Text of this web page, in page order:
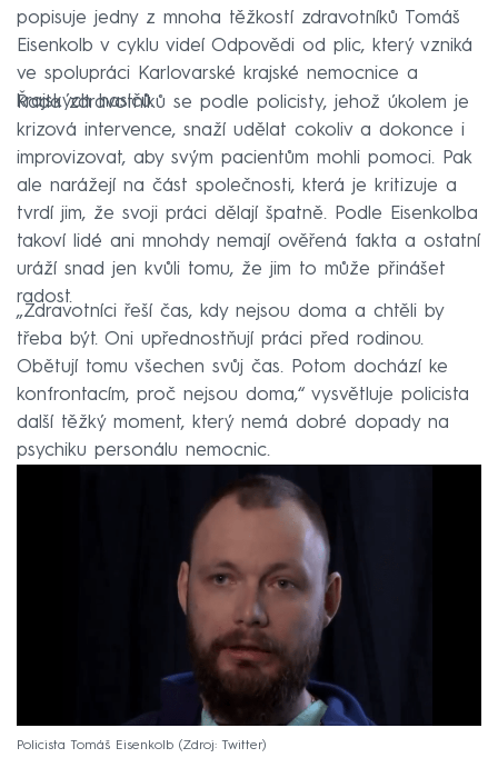
popisuje jedny z mnoha těžkostí zdravotníků Tomáš
Eisenkolb v cyklu videí Odpovědi od plic, který vzniká
ve spolupráci Karlovarské krajské nemocnice a
krajských hasičů.
Řada zdravotníků se podle policisty, jehož úkolem je
krizová intervence, snaží udělat cokoliv a dokonce i
improvizovat, aby svým pacientům mohli pomoci. Pak
ale narážejí na část společnosti, která je kritizuje a
tvrdí jim, že svoji práci dělají špatně. Podle Eisenkolba
takoví lidé ani mnohdy nemají ověřená fakta a ostatní
uráží snad jen kvůli tomu, že jim to může přinášet
radost.
„Zdravotníci řeší čas, kdy nejsou doma a chtěli by
třeba být. Oni upřednostňují práci před rodinou.
Obětují tomu všechen svůj čas. Potom dochází ke
konfrontacím, proč nejsou doma,“ vysvětluje policista
další těžký moment, který nemá dobré dopady na
psychiku personálu nemocnic.
Policista Tomáš Eisenkolb Zdroj: Twitter